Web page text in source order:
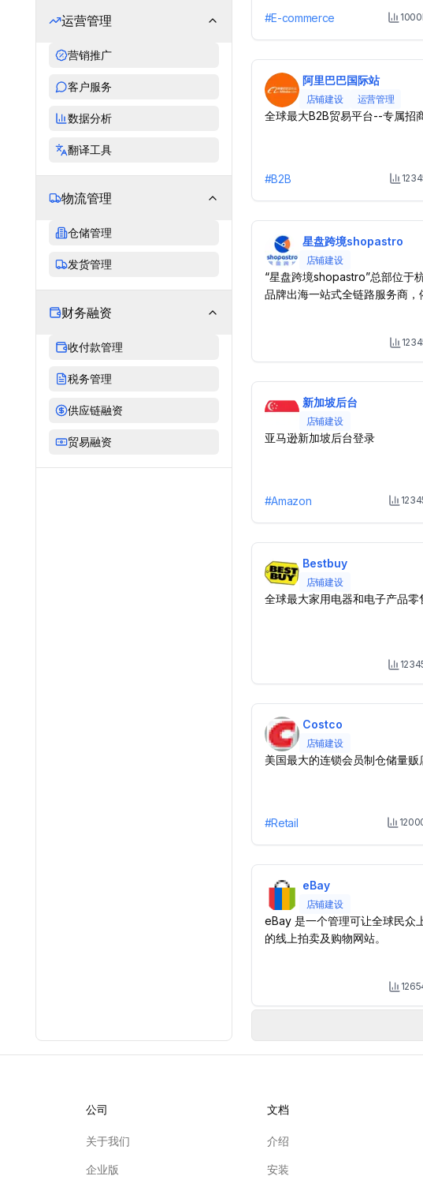
运营管理
营销推广
客户服务
数据分析
翻译工具
物流管理
仓储管理
发货管理
财务融资
收付款管理
税务管理
供应链融资
贸易融资
#E-commerce 1000
阿里巴巴国际站
店铺建设 运营管理
全球最大B2B贸易平台--专属招
#B2B
星盘跨境shopastro
店铺建设
“星盘跨境shopastro”总部位于
品牌出海一站式全链路服务商，
力品牌打造海外私域生态。
新加坡后台
店铺建设
亚马逊新加坡后台登录
#Amazon
Bestbuy
店铺建设
全球最大家用电器和电子产品零
Costco
店铺建设
美国最大的连锁会员制仓储量贩
#Retail
eBay
店铺建设
eBay 是一个管理可让全球民众
的线上拍卖及购物网站。
公司
关于我们
企业版
文档
介绍
安装